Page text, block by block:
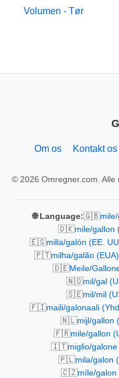
Volumen - Tør
Om os Kontakt os
© 2026 Omregner.com. Alle
🌐 Language:🇬🇧
🇩🇰mile/gallon
🇪🇸milla/galón (EE.
🇵🇹milha/galão
🇩🇪Meile/
🇳🇴mil/gal
🇸🇪mil/mil
🇫🇮maili/galonaali
🇳🇱mijl/gallon
🇫🇷mile/gallon
🇮🇹miglio/
🇵🇱mila/galon
🇨🇿míle/galon